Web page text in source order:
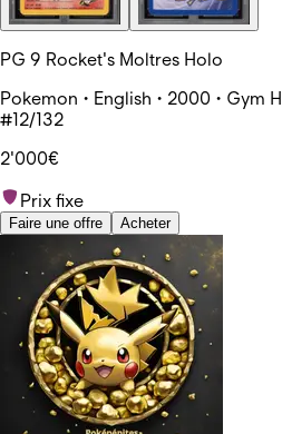
PG 9 Rocket's Moltres Holo
Pokemon • English • 2000 • Gym
#12/132
2'000€
Prix fixe
Faire une offre Acheter